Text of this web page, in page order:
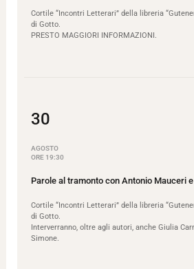
Cortile “Incontri Letterari” della libreria
di Gotto.
PRESTO MAGGIORI INFORMAZIONI.
30
AGOSTO
ORE 19:30
Parole al tramonto con Antonio Mauceri
Cortile “Incontri Letterari” della libreria
di Gotto.
Interverranno, oltre agli autori, anche Giulia
Simone.